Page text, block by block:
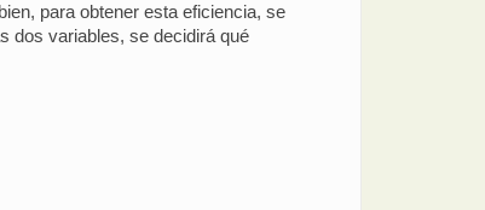
para obtener esta eficiencia, se
dos variables, se decidirá qué